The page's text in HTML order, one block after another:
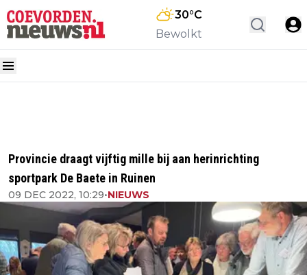
30°C
Bewolkt
Provincie draagt vijftig mille bij aan herinrichting
sportpark De Baete in Ruinen
09 DEC 2022, 10:29•NIEUWS